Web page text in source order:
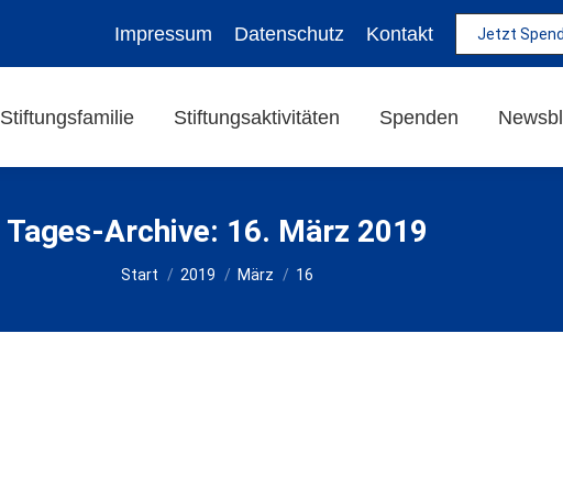
Impressum Datenschutz Kontakt Jetzt
Stiftungsfamilie Stiftungsaktivitäten Spenden
Tages-Archive: 16. März 2019
Sie befinden sich hier:
Start 2019 März 16